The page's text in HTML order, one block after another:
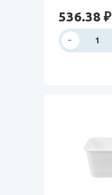
536.38 ₽